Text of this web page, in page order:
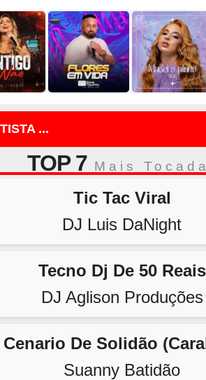
...
TOP 7 Mais
Tic Tac Viral
DJ Luis DaNight
Tecno Dj De 50 Reais
DJ Aglison Produções
Cenario De Solidão
Suanny Batidão